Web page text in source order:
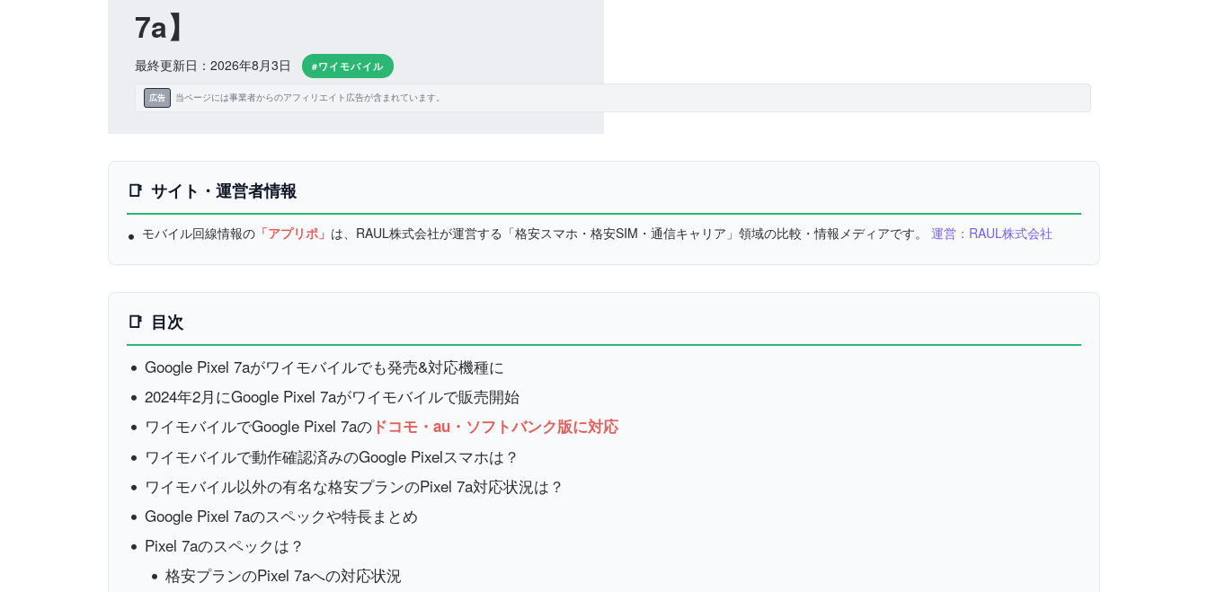
7a】
最終更新日：2026年8月3日 #ワイモバイル
広告 当ページには事業者からのアフィリエイト広告が含まれています。
サイト・運営者情報
モバイル回線情報の 「アプリポ」 は、RAUL株式会社が運営する「格安スマホ・格安SIM・通信キャリア」領域の比較・情報メディアです。 運営：RAUL株式会社
目次
Google Pixel 7aがワイモバイルでも発売&対応機種に
2024年2月にGoogle Pixel 7aがワイモバイルで販売開始
ワイモバイルでGoogle Pixel 7aのドコモ・au・ソフトバンク版に対応
ワイモバイルで動作確認済みのGoogle Pixelスマホは？
ワイモバイル以外の有名な格安プランのPixel 7a対応状況は？
Google Pixel 7aのスペックや特長まとめ
Pixel 7aのスペックは？
格安プランのPixel 7aへの対応状況